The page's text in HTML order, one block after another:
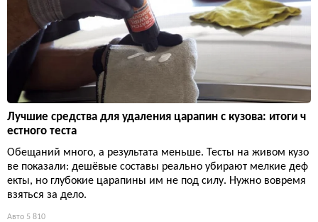
Лучшие средства для удаления царапин с кузова: итоги ч
естного теста
Обещаний много, а результата меньше. Тесты на живом кузо
ве показали: дешёвые составы реально убирают мелкие деф
екты, но глубокие царапины им не под силу. Нужно вовремя
взяться за дело.
Авто 5 810